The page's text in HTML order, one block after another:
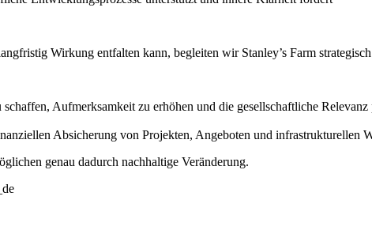
Wirkung entfalten kann, begleiten wir Stanley’s Farm
Aufmerksamkeit zu erhöhen und die gesellschaftliche
Absicherung von Projekten, Angeboten und infrastrukturellen
genau dadurch nachhaltige Veränderung.